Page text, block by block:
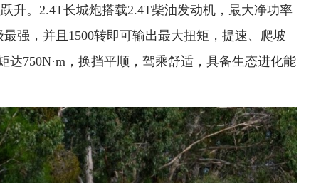
升。2.4T长城炮搭载2.4T柴油发动机，最大净功率
强，并且1500转即可输出最大扭矩，提速、爬坡
达750N·m，换挡平顺，驾乘舒适，具备生态进化能